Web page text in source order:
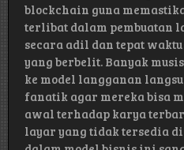
blockchain guna
terlibat dalam pembuatan
secara adil dan tepat
yang berbelit. Banyak
ke model langganan
fanatik agar mereka bisa
awal terhadap karya
layar yang tidak tersedia